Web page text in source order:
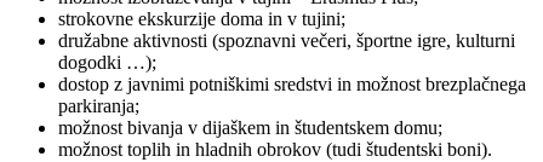
strokovne ekskurzije doma in v tujini;
družabne aktivnosti (spoznavni večeri, športne igre, kulturni
dogodki …);
dostop z javnimi potniškimi sredstvi in možnost brezplačnega
parkiranja;
možnost bivanja v dijaškem in študentskem domu;
možnost toplih in hladnih obrokov (tudi študentski boni).